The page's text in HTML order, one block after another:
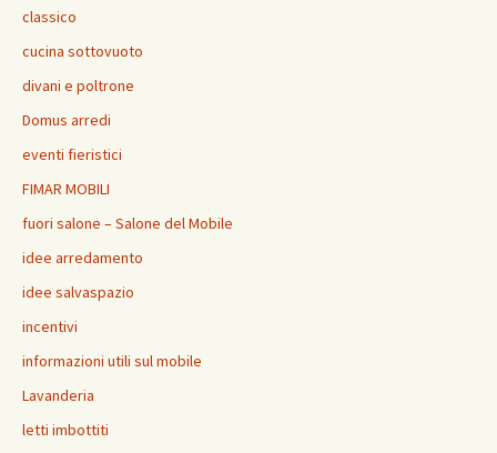
classico
cucina sottovuoto
divani e poltrone
Domus arredi
eventi fieristici
FIMAR MOBILI
fuori salone – Salone del Mobile
idee arredamento
idee salvaspazio
incentivi
informazioni utili sul mobile
Lavanderia
letti imbottiti